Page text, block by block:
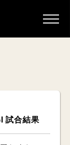
試合結果